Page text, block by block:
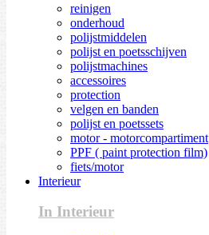
reinigen
onderhoud
polijstmiddelen
polijst en poetsschijven
polijstmachines
accessoires
protection
velgen en banden
polijst en poetssets
motor - motorcompartiment
PPF ( paint protection film)
fiets/motor
Interieur
In Interieur